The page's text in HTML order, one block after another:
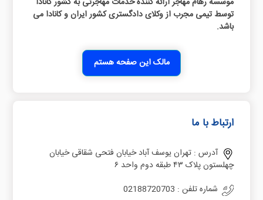
توسط تیمی مجرب از وکلای دادگستری کشور ایران و کانادا می
باشد.
مالک این صفحه هستم
ارتباط با ما
آدرس :تهران یوسف آباد خیابان فتحی شقاقی خیابان
چهلستون پلاک ۴۳ طبقه دوم واحد ۶
شماره تلفن : 02188720703